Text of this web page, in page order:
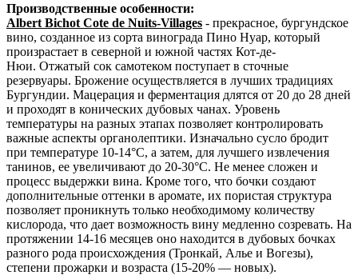
Производственные особенности:
Albert Bichot Cote de Nuits-Villages - прекрасное, бургундское
вино, созданное из сорта винограда Пино Нуар, который
произрастает в северной и южной частях Кот-де-
Нюи. Отжатый сок самотеком поступает в сточные
резервуары. Брожение осуществляется в лучших традициях
Бургундии. Мацерация и ферментация длятся от 20 до 28 дней
и проходят в конических дубовых чанах. Уровень
температуры на разных этапах позволяет контролировать
важные аспекты органолептики. Изначально сусло бродит
при температуре 10-14°C, а затем, для лучшего извлечения
танинов, ее увеличивают до 20-30°C. Не менее сложен и
процесс выдержки вина. Кроме того, что бочки создают
дополнительные оттенки в аромате, их пористая структура
позволяет проникнуть только необходимому количеству
кислорода, что дает возможность вину медленно созревать. На
протяжении 14-16 месяцев оно находится в дубовых бочках
разного рода происхождения (Тронкай, Алье и Вогезы),
степени прожарки и возраста (15-20% — новых).